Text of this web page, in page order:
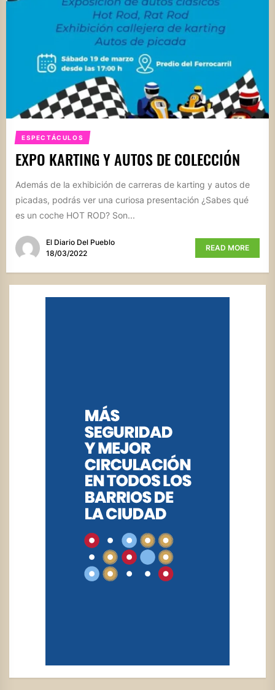
ESPECTÁCULOS
EXPO KARTING Y AUTOS DE COLECCIÓN
Además de la exhibición de carreras de karting y autos de
picadas, podrás ver una curiosa presentación ¿Sabes qué
es un coche HOT ROD? Son...
El Diario Del Pueblo
18/03/2022
READ MORE